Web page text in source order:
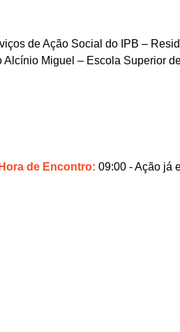
de Ação Social do IPB –
Miguel – Escola Superior
Hora de Encontro: 09:00 - Ação já